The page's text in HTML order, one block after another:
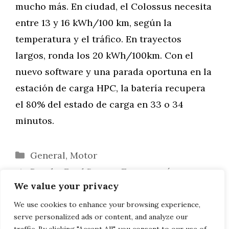
We value your privacy
We use cookies to enhance your browsing experience,
serve personalized ads or content, and analyze our
mucho más. En ciudad, el Colossus necesita
entre 13 y 16 kWh/100 km, según la
temperatura y el tráfico. En trayectos
largos, ronda los 20 kWh/100km. Con el
nuevo software y una parada oportuna en la
estación de carga HPC, la batería recupera
el 80% del estado de carga en 33 o 34
minutos.
Categorías
General, Motor
Prueba Ford Bronco Europa: más
todoterreno no va
Prueba Skoda Fabia: El coche pequeño
que ya no lo es